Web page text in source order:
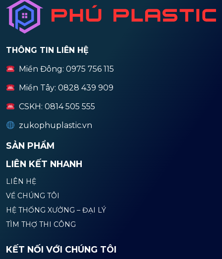
THÔNG TIN LIÊN HỆ
Miền Đông: 0975 756 115
Miền Tây: 0828 439 909
CSKH: 0814 505 555
zukophuplastic.vn
SẢN PHẨM
LIÊN KẾT NHANH
LIÊN HỆ
VỀ CHÚNG TÔI
HỆ THỐNG XƯỞNG – ĐẠI LÝ
TÌM THỢ THI CÔNG
KẾT NỐI VỚI CHÚNG TÔI